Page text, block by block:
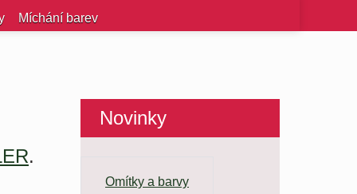
Míchání barev
.
Novinky
Omítky a barvy